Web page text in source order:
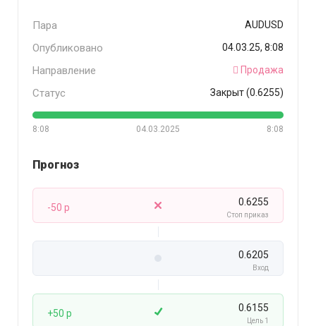
Пара AUDUSD
Опубликовано 04.03.25, 8:08
Направление Продажа
Статус Закрыт (0.6255)
8:08 8:08
04.03.2025
Прогноз
-50 p 0.6255
Стоп приказ
0.6205
Вход
+50 p 0.6155
Цель 1